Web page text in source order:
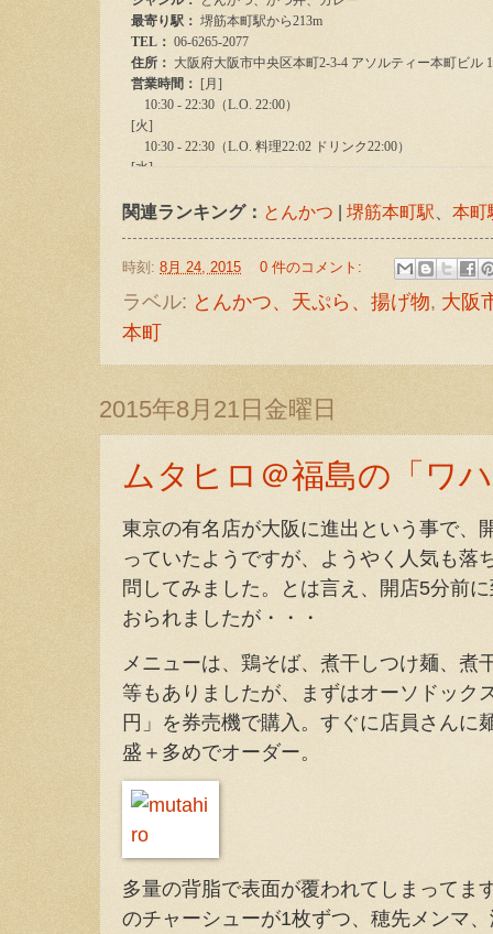
関連ランキング： とんかつ | 堺筋本町駅 本町
時刻: 8月 24, 2015 0 件のコメント:
ラベル: とんかつ、天ぷら、揚げ物, 大阪
本町
2015年8月21日金曜日
ムタヒロ＠福島の「ワ
東京の有名店が大阪に進出という事で、
っていたようですが、ようやく人気も落
問してみました。とは言え、開店5分前
おられましたが・・・
メニューは、鶏そば、煮干しつけ麺、煮
等もありましたが、まずはオーソドック
円」を券売機で購入。すぐに店員さんに
盛＋多めでオーダー。
多量の背脂で表面が覆われてしまってま
のチャーシューが1枚ずつ、穂先メンマ